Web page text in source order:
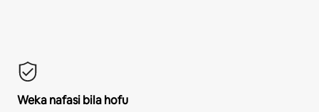
Weka nafasi bila hofu